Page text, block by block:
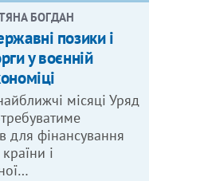
БОГДАН
позики і
у воєнній
місяці Уряд
для фінансування
і